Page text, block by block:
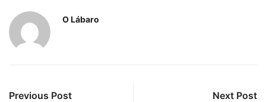
O Lábaro
Previous Post Next Post